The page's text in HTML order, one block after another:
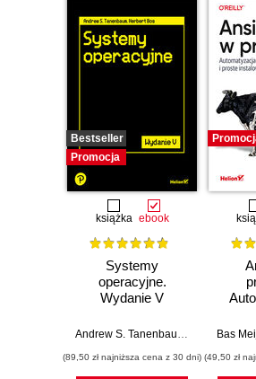
Bestseller
Promocja
książka ebook
Systemy
operacyjne.
Wydanie V
Andrew S. Tanenbaum, Herbert Bos
(89,50 zł najniższa cena z 30 dni)
Bas
(49,50 zł